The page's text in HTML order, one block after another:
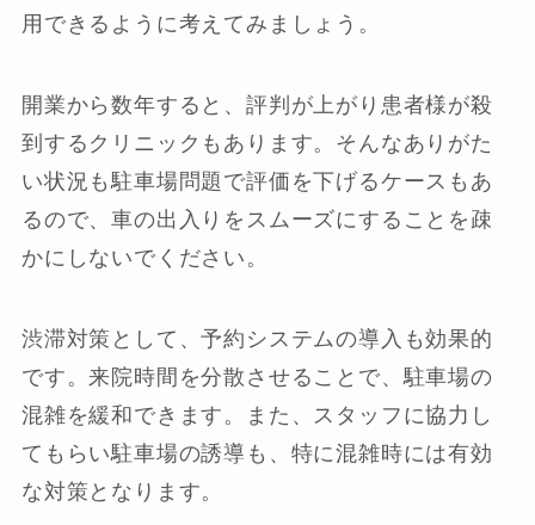
用できるように考えてみましょう。
開業から数年すると、評判が上がり患者様が殺
到するクリニックもあります。そんなありがた
い状況も駐車場問題で評価を下げるケースもあ
るので、車の出入りをスムーズにすることを疎
かにしないでください。
渋滞対策として、予約システムの導入も効果的
です。来院時間を分散させることで、駐車場の
混雑を緩和できます。また、スタッフに協力し
てもらい駐車場の誘導も、特に混雑時には有効
な対策となります。